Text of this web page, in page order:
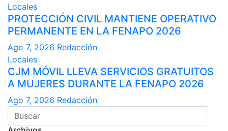
Locales
PROTECCIÓN CIVIL MANTIENE OPERATIVO
PERMANENTE EN LA FENAPO 2026
Ago 7, 2026 Redacción
Locales
CJM MÓVIL LLEVA SERVICIOS GRATUITOS
A MUJERES DURANTE LA FENAPO 2026
Ago 7, 2026 Redacción